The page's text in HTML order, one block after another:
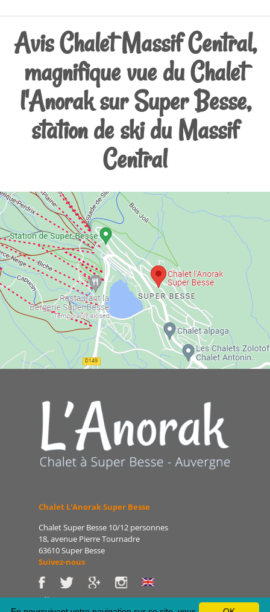
Avis Chalet Massif Central,
magnifique vue du Chalet
l'Anorak sur Super Besse,
station de ski du Massif
Central
Chalet L'Anorak Super Besse
Chalet Super Besse 10/12 personnes
18, avenue Pierre Tournadre
63610 Super Besse
Suivez-nous
Tél : 06 86 75 47 66